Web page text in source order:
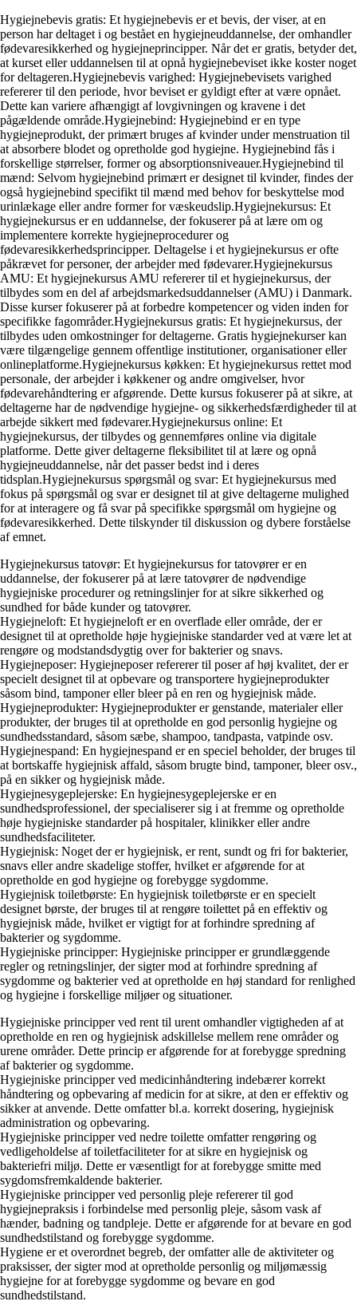
Hygiejnebevis gratis: Et hygiejnebevis er et bevis, der viser, at en
person har deltaget i og bestået en hygiejneuddannelse, der omhandler
fødevaresikkerhed og hygiejneprincipper. Når det er gratis, betyder det,
at kurset eller uddannelsen til at opnå hygiejnebeviset ikke koster noget
for deltageren.Hygiejnebevis varighed: Hygiejnebevisets varighed
refererer til den periode, hvor beviset er gyldigt efter at være opnået.
Dette kan variere afhængigt af lovgivningen og kravene i det
pågældende område.Hygiejnebind: Hygiejnebind er en type
hygiejneprodukt, der primært bruges af kvinder under menstruation til
at absorbere blodet og opretholde god hygiejne. Hygiejnebind fås i
forskellige størrelser, former og absorptionsniveauer.Hygiejnebind til
mænd: Selvom hygiejnebind primært er designet til kvinder, findes der
også hygiejnebind specifikt til mænd med behov for beskyttelse mod
urinlækage eller andre former for væskeudslip.Hygiejnekursus: Et
hygiejnekursus er en uddannelse, der fokuserer på at lære om og
implementere korrekte hygiejneprocedurer og
fødevaresikkerhedsprincipper. Deltagelse i et hygiejnekursus er ofte
påkrævet for personer, der arbejder med fødevarer.Hygiejnekursus
AMU: Et hygiejnekursus AMU refererer til et hygiejnekursus, der
tilbydes som en del af arbejdsmarkedsuddannelser (AMU) i Danmark.
Disse kurser fokuserer på at forbedre kompetencer og viden inden for
specifikke fagområder.Hygiejnekursus gratis: Et hygiejnekursus, der
tilbydes uden omkostninger for deltagerne. Gratis hygiejnekurser kan
være tilgængelige gennem offentlige institutioner, organisationer eller
onlineplatforme.Hygiejnekursus køkken: Et hygiejnekursus rettet mod
personale, der arbejder i køkkener og andre omgivelser, hvor
fødevarehåndtering er afgørende. Dette kursus fokuserer på at sikre, at
deltagerne har de nødvendige hygiejne- og sikkerhedsfærdigheder til at
arbejde sikkert med fødevarer.Hygiejnekursus online: Et
hygiejnekursus, der tilbydes og gennemføres online via digitale
platforme. Dette giver deltagerne fleksibilitet til at lære og opnå
hygiejneuddannelse, når det passer bedst ind i deres
tidsplan.Hygiejnekursus spørgsmål og svar: Et hygiejnekursus med
fokus på spørgsmål og svar er designet til at give deltagerne mulighed
for at interagere og få svar på specifikke spørgsmål om hygiejne og
fødevaresikkerhed. Dette tilskynder til diskussion og dybere forståelse
af emnet.
Hygiejnekursus tatovør: Et hygiejnekursus for tatovører er en
uddannelse, der fokuserer på at lære tatovører de nødvendige
hygiejniske procedurer og retningslinjer for at sikre sikkerhed og
sundhed for både kunder og tatovører.
Hygiejneloft: Et hygiejneloft er en overflade eller område, der er
designet til at opretholde høje hygiejniske standarder ved at være let at
rengøre og modstandsdygtig over for bakterier og snavs.
Hygiejneposer: Hygiejneposer refererer til poser af høj kvalitet, der er
specielt designet til at opbevare og transportere hygiejneprodukter
såsom bind, tamponer eller bleer på en ren og hygiejnisk måde.
Hygiejneprodukter: Hygiejneprodukter er genstande, materialer eller
produkter, der bruges til at opretholde en god personlig hygiejne og
sundhedsstandard, såsom sæbe, shampoo, tandpasta, vatpinde osv.
Hygiejnespand: En hygiejnespand er en speciel beholder, der bruges til
at bortskaffe hygiejnisk affald, såsom brugte bind, tamponer, bleer osv.,
på en sikker og hygiejnisk måde.
Hygiejnesygeplejerske: En hygiejnesygeplejerske er en
sundhedsprofessionel, der specialiserer sig i at fremme og opretholde
høje hygiejniske standarder på hospitaler, klinikker eller andre
sundhedsfaciliteter.
Hygiejnisk: Noget der er hygiejnisk, er rent, sundt og fri for bakterier,
snavs eller andre skadelige stoffer, hvilket er afgørende for at
opretholde en god hygiejne og forebygge sygdomme.
Hygiejnisk toiletbørste: En hygiejnisk toiletbørste er en specielt
designet børste, der bruges til at rengøre toilettet på en effektiv og
hygiejnisk måde, hvilket er vigtigt for at forhindre spredning af
bakterier og sygdomme.
Hygiejniske principper: Hygiejniske principper er grundlæggende
regler og retningslinjer, der sigter mod at forhindre spredning af
sygdomme og bakterier ved at opretholde en høj standard for renlighed
og hygiejne i forskellige miljøer og situationer.
Hygiejniske principper ved rent til urent omhandler vigtigheden af at
opretholde en ren og hygiejnisk adskillelse mellem rene områder og
urene områder. Dette princip er afgørende for at forebygge spredning
af bakterier og sygdomme.
Hygiejniske principper ved medicinhåndtering indebærer korrekt
håndtering og opbevaring af medicin for at sikre, at den er effektiv og
sikker at anvende. Dette omfatter bl.a. korrekt dosering, hygiejnisk
administration og opbevaring.
Hygiejniske principper ved nedre toilette omfatter rengøring og
vedligeholdelse af toiletfaciliteter for at sikre en hygiejnisk og
bakteriefri miljø. Dette er væsentligt for at forebygge smitte med
sygdomsfremkaldende bakterier.
Hygiejniske principper ved personlig pleje refererer til god
hygiejnepraksis i forbindelse med personlig pleje, såsom vask af
hænder, badning og tandpleje. Dette er afgørende for at bevare en god
sundhedstilstand og forebygge sygdomme.
Hygiene er et overordnet begreb, der omfatter alle de aktiviteter og
praksisser, der sigter mod at opretholde personlig og miljømæssig
hygiejne for at forebygge sygdomme og bevare en god
sundhedstilstand.